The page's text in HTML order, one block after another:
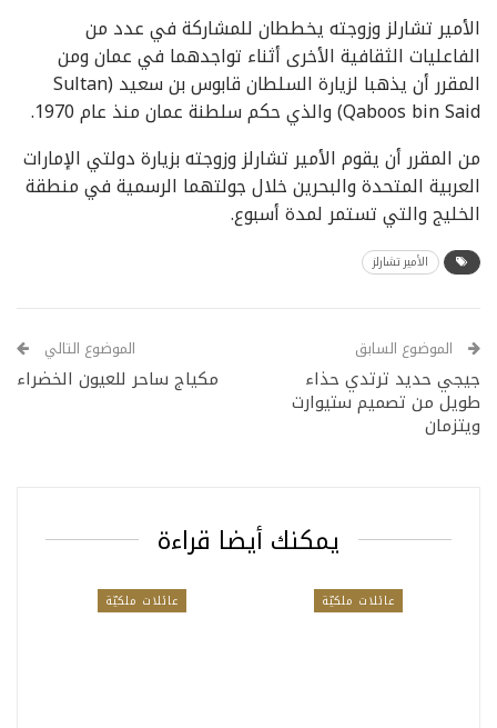
الأمير تشارلز وزوجته يخططان للمشاركة في عدد من
الفاعليات الثقافية الأخرى أثناء تواجدهما في عمان ومن
المقرر أن يذهبا لزيارة السلطان قابوس بن سعيد (Sultan
Qaboos bin Said) والذي حكم سلطنة عمان منذ عام 1970.
من المقرر أن يقوم الأمير تشارلز وزوجته بزيارة دولتي الإمارات
العربية المتحدة والبحرين خلال جولتهما الرسمية في منطقة
الخليج والتي تستمر لمدة أسبوع.
الأمير تشارلز
الموضوع السابق
جيجي حديد ترتدي حذاء
طويل من تصميم ستيوارت
ويتزمان
الموضوع التالي
مكياج ساحر للعيون الخضراء
يمكنك أيضا قراءة
عائلات ملكيّة عائلات ملكيّة